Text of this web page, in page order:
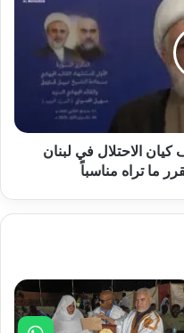
الاحتلال في لبنان
ما تراه مناسباً